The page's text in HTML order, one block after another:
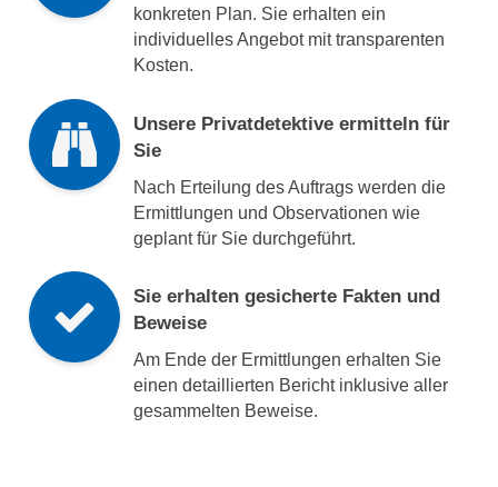
konkreten Plan. Sie erhalten ein
individuelles Angebot mit transparenten
Kosten.
Unsere Privatdetektive ermitteln für
Sie
Nach Erteilung des Auftrags werden die
Ermittlungen und Observationen wie
geplant für Sie durchgeführt.
Sie erhalten gesicherte Fakten und
Beweise
Am Ende der Ermittlungen erhalten Sie
einen detaillierten Bericht inklusive aller
gesammelten Beweise.